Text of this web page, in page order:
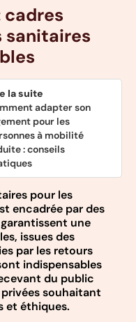
cadres
sanitaires
la suite
adapter son
pour les
à mobilité
: conseils
pour les
encadrée par des
une
issues des
par les retours
indispensables
du public
souhaitant
et éthiques.